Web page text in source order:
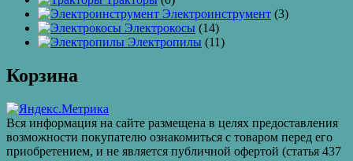
Электроинструмент (3)
Электрокосы (14)
Электропилы (11)
Корзина
Вся информация на сайте размещена в целях предоставления
возможности покупателю ознакомиться с товаром перед его
приобретением, и не является публичной офертой (статья 437